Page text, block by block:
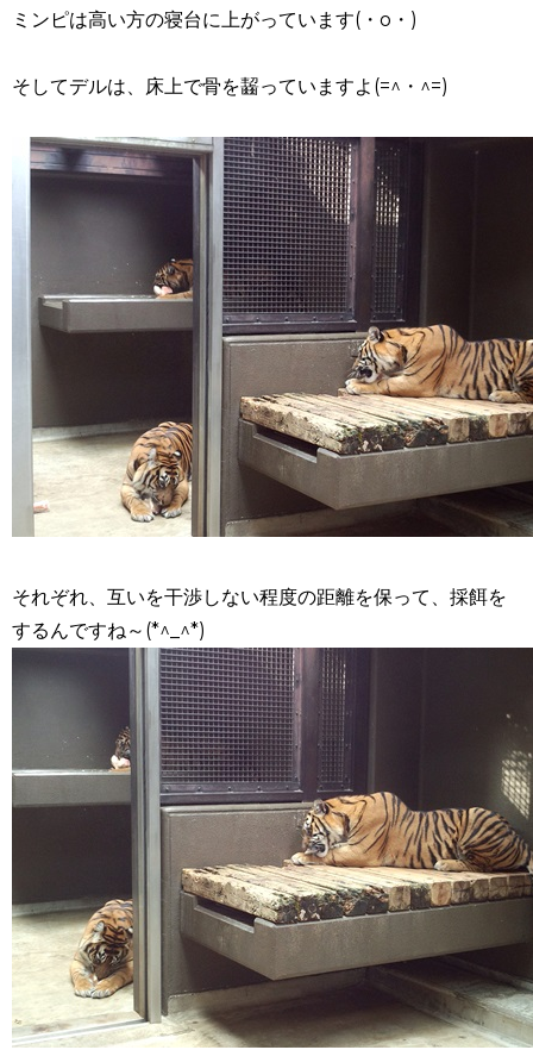
ミンピは高い方の寝台に上がっています(・o・)
そしてデルは、床上で骨を齧っていますよ(=^・^=)
それぞれ、互いを干渉しない程度の距離を保って、採餌を
するんですね～(*^_^*)